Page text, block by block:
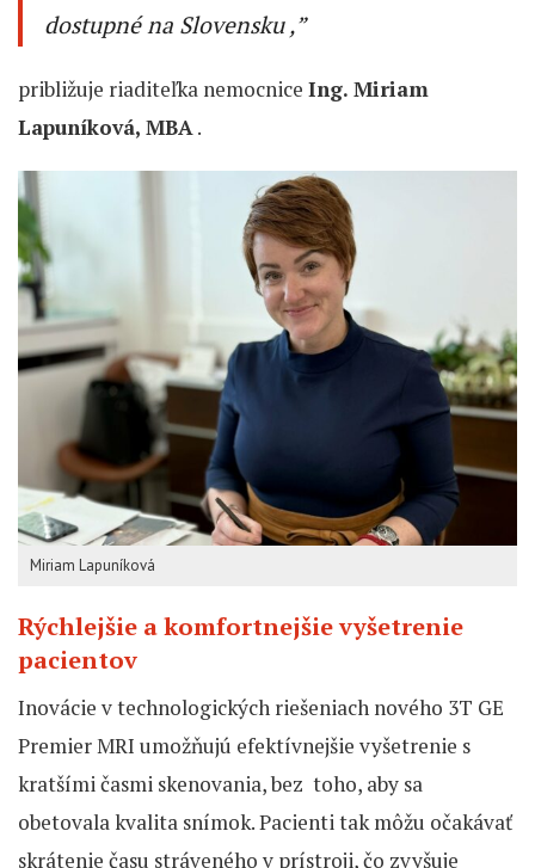
dostupné na Slovensku ,”
približuje riaditeľka nemocnice Ing. Miriam
Lapuníková, MBA.
Miriam Lapuníková
Rýchlejšie a komfortnejšie vyšetrenie
pacientov
Inovácie v technologických riešeniach nového 3T GE
Premier MRI umožňujú efektívnejšie vyšetrenie s
kratšími časmi skenovania, bez toho, aby sa
obetovala kvalita snímok. Pacienti tak môžu očakávať
skrátenie času stráveného v prístroji, čo zvyšuje